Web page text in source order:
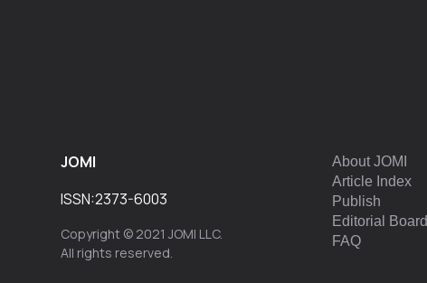
JOMI
ISSN:2373-6003
Copyright © 2021 JOMI LLC.
All rights reserved.
About JOMI
Article Index
Publish
Editorial Board
FAQ